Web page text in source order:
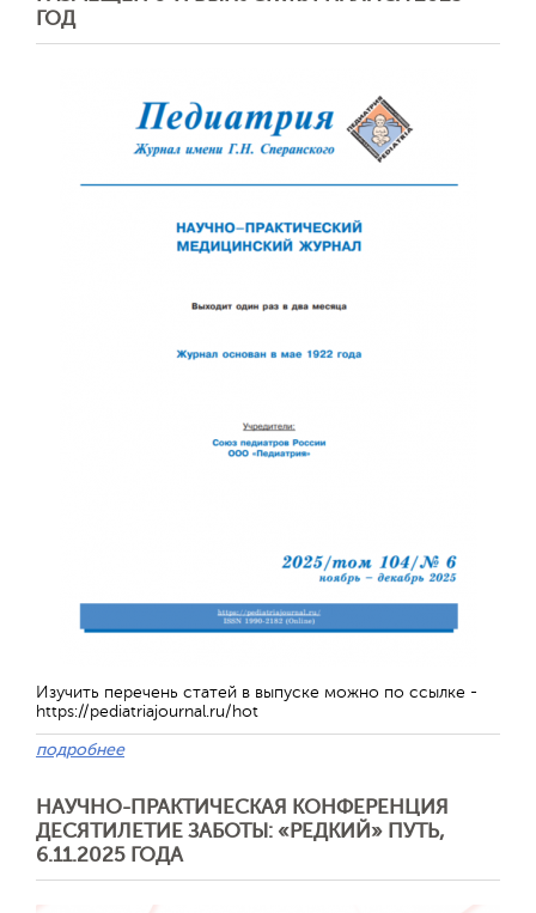
ГОД
Изучить перечень статей в выпуске можно по ссылке -
https://pediatriajournal.ru/hot
подробнее
НАУЧНО-ПРАКТИЧЕСКАЯ КОНФЕРЕНЦИЯ
ДЕСЯТИЛЕТИЕ ЗАБОТЫ: «РЕДКИЙ» ПУТЬ,
6.11.2025 ГОДА
Обратная
Отправить